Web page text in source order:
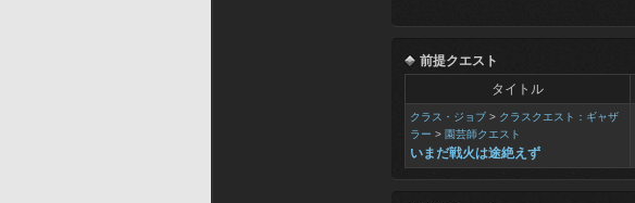
前提クエスト
タイトル
クラス・ジョブ > クラスクエスト：ギャザ
ラー > 園芸師クエスト
いまだ戦火は途絶えず